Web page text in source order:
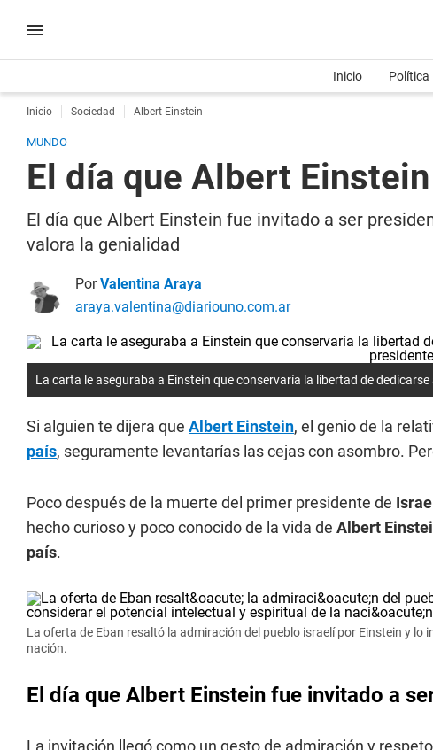
Inicio Política
Inicio Sociedad Albert Einstein
MUNDO
El día que Albert
El día que Albert Einstein fue invitado a ser
valora la genialidad
PorValentina Araya
araya.valentina@diariouno.com.ar
La carta le aseguraba a Einstein que conservaría la libertad de
Si alguien te dijera que Albert Einstein, el genio de la
país, seguramente levantarías las cejas con asombro.
Poco después de la muerte del primer presidente de Israel
hecho curioso y poco conocido de la vida de Albert
país.
La oferta de Eban resaltó la admiración del pueblo israelí por Einstein y
nación.
El día que Albert Einstein fue invitado a
La invitación llegó como un gesto de admiración y